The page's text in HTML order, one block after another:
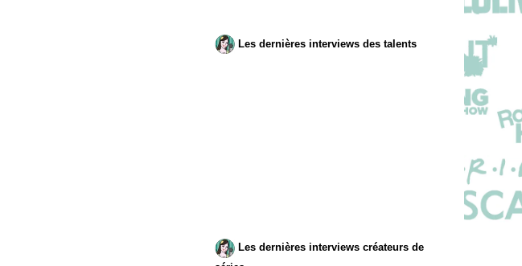
Les dernières interviews des talents
Les dernières interviews créateurs de